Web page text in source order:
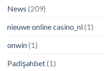
News (209)
nieuwe online casino_nl(1)
onwin(1)
Padişahbet(1)